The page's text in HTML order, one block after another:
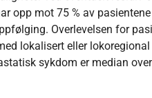
opp mot 75 % av
Overlevelsen for
lokalisert eller
sykdom er median